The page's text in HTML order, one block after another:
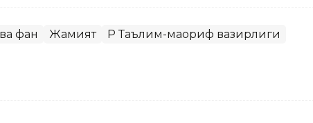
фан Жамият ҚР Таълим-маориф вазирлиги